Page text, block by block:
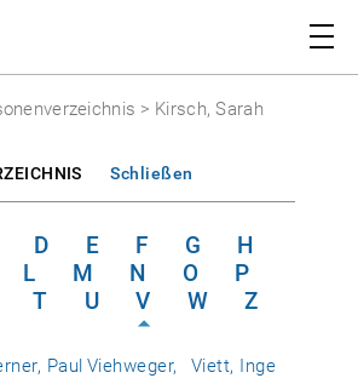
> Kirsch, Sarah
Schließen
D E F G
H
L M N O
P
T U V W Z
Paul Viehweger,
Viett, Inge